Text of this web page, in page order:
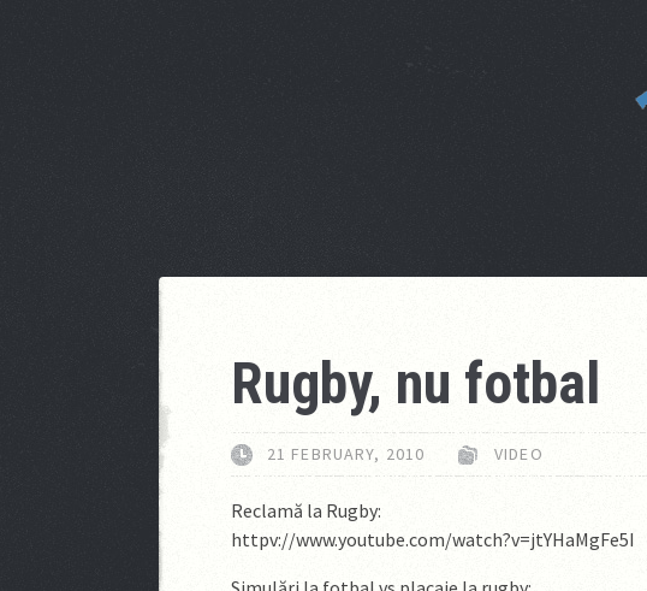
Rugby, nu fotbal
21 FEBRUARY, 2010 VIDEO
Reclamă la Rugby:
httpv://www.youtube.com/watch?v=jtYHaMgFe5I